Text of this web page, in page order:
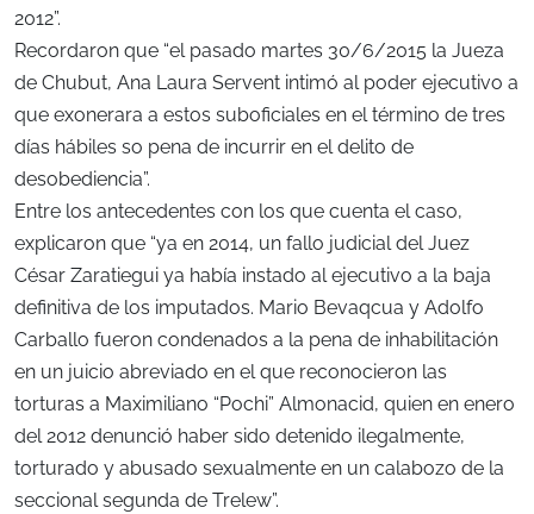
2012”.
Recordaron que “el pasado martes 30/6/2015 la Jueza
de Chubut, Ana Laura Servent intimó al poder ejecutivo a
que exonerara a estos suboficiales en el término de tres
días hábiles so pena de incurrir en el delito de
desobediencia”.
Entre los antecedentes con los que cuenta el caso,
explicaron que “ya en 2014, un fallo judicial del Juez
César Zaratiegui ya había instado al ejecutivo a la baja
definitiva de los imputados. Mario Bevaqcua y Adolfo
Carballo fueron condenados a la pena de inhabilitación
en un juicio abreviado en el que reconocieron las
torturas a Maximiliano “Pochi” Almonacid, quien en enero
del 2012 denunció haber sido detenido ilegalmente,
torturado y abusado sexualmente en un calabozo de la
seccional segunda de Trelew”.